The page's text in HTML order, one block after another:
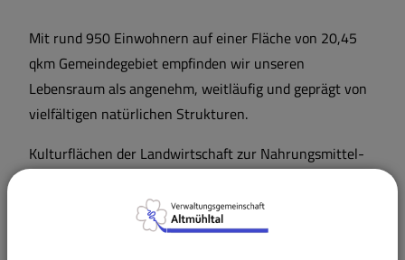
Mit rund 950 Einwohnern auf einer Fläche von 20,45
qkm Gemeindegebiet empfinden wir unseren
Lebensraum als angenehm, weitläufig und geprägt von
vielfältigen natürlichen Strukturen.
Kulturflächen der Landwirtschaft zur Nahrungsmittel-
naturbelassenen Gebieten zu einem harmonischen
Gesamtbild, wo es für vielerlei Aktivitäten die